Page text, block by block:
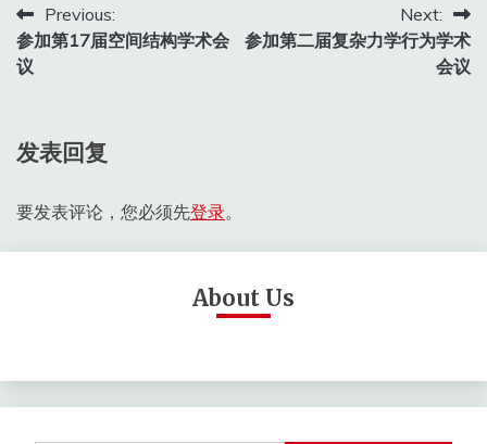
文
章
航
Previous:
参加第17届空间结构学术会
议
Next:
参加第二届复杂力学行为学术
会议
发表回复
要发表评论，您必须先登录。
About Us